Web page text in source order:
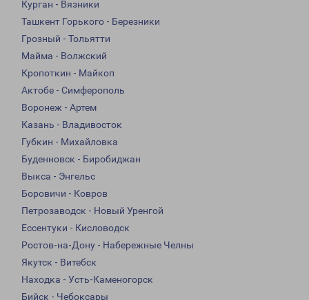
Курган - Вязники
Ташкент Горького - Березники
Грозный - Тольятти
Майма - Волжский
Кропоткин - Майкоп
Актобе - Симферополь
Воронеж - Артем
Казань - Владивосток
Губкин - Михайловка
Буденновск - Биробиджан
Выкса - Энгельс
Боровичи - Ковров
Петрозаводск - Новый Уренгой
Ессентуки - Кисловодск
Ростов-на-Дону - Набережные Челны
Якутск - Витебск
Находка - Усть-Каменогорск
Бийск - Чебоксары